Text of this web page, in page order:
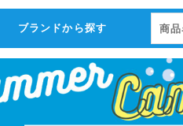
ブランドから探す